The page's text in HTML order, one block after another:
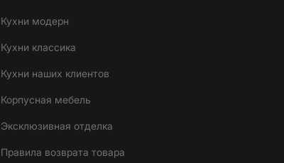
Кухни модерн
Кухни классика
Кухни наших клиентов
Корпусная мебель
Эксклюзивная отделка
Правила возврата товара